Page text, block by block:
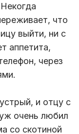
что
выйти, ни с
аппетита,
через
и отцу с
очень любил
со скотиной